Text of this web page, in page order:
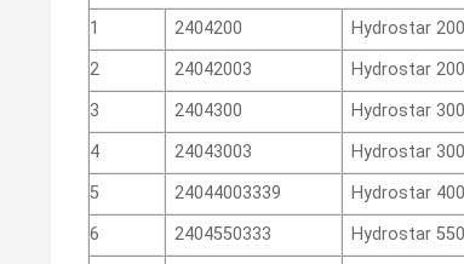
1
2404200
Hydrostar
2
24042003
Hydrostar
3
2404300
Hydrostar
4
24043003
Hydrostar
5
24044003339
Hydrostar
6
2404550333
Hydrostar